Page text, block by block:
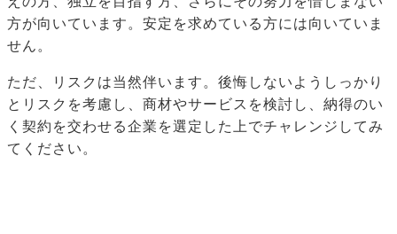
方が向いています。安定を求めている方には向いていま
せん。
ただ、リスクは当然伴います。後悔しないようしっかり
とリスクを考慮し、商材やサービスを検討し、納得のい
く契約を交わせる企業を選定した上でチャレンジしてみ
てください。